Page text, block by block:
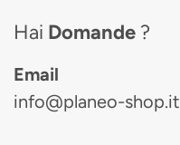
Hai Domande ?
Email
info@planeo-shop.it